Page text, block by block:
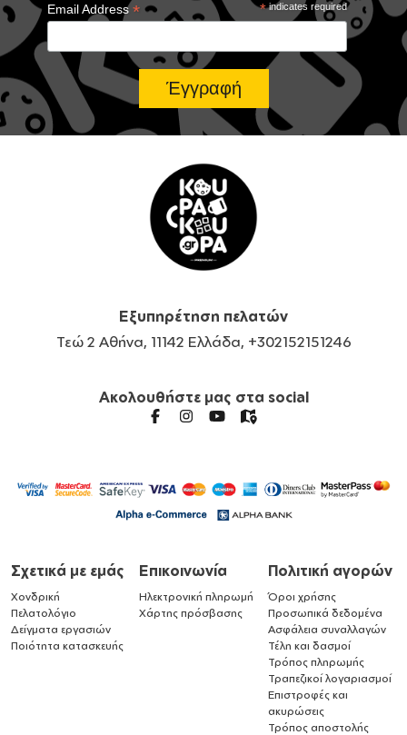
*indicates required
Email Address*
Εξυπηρέτηση πελατών
Τεώ 2 Αθήνα, 11142 Ελλάδα, +302152151246
Ακολουθήστε μας στα social
Σχετικά με εμάς
Χονδρική
Πελατολόγιο
Δείγματα εργασιών
Ποιότητα κατασκευής
Επικοινωνία
Ηλεκτρονική πληρωμή
Χάρτης πρόσβασης
Πολιτική αγορών
Όροι χρήσης
Προσωπικά δεδομένα
Ασφάλεια συναλλαγών
Τέλη και δασμοί
Τρόπος πληρωμής
Τραπεζικοί λογαριασμοί
Επιστροφές και
ακυρώσεις
Τρόπος αποστολής